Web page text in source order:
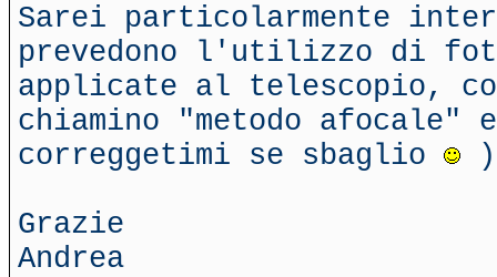
Sarei particolarmente
prevedono l'utilizzo di
applicate al telescopio,
chiamino "metodo
correggetimi se sbaglio
)
Grazie
Andrea